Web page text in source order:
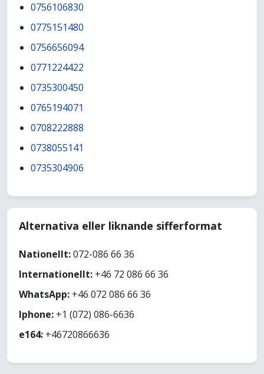
0756106830
0775151480
0756656094
0771224422
0735300450
0765194071
0708222888
0738055141
0735304906
Alternativa eller liknande sifferformat
Nationellt:072-086 66 36
Internationellt: +46 72 086 66 36
WhatsApp: +46 072 086 66 36
Iphone: +1 (072) 086-6636
e164: +46720866636